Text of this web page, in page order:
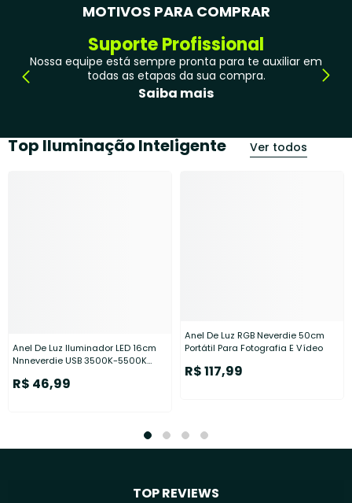
MOTIVOS PARA COMPRAR
Suporte Profissional
Nossa equipe está sempre pronta para te auxiliar em
todas as etapas da sua compra.
Saiba mais
Top Iluminação Inteligente Ver todos
Anel De Luz Iluminador LED 16cm
Nnneverdie USB 3500K-5500K
R$ 46,99
Anel De Luz RGB Neverdie 50cm
Portátil Para Fotografia E Vídeo
R$ 117,99
TOP REVIEWS